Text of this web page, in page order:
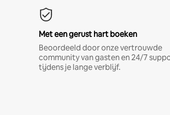
Met een gerust hart boeken
Beoordeeld door onze vertrouwde
community van gasten en 24/7
tijdens je lange verblijf.